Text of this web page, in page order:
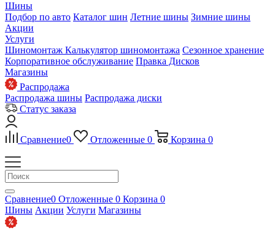
Шины
Подбор по авто Каталог шин Летние шины Зимние шины
Акции
Услуги
Шиномонтаж Калькулятор шиномонтажа Сезонное хранение
Корпоративное обслуживание Правка Дисков
Магазины
Распродажа
Распродажа шины Распродажа диски
Статус заказа
Сравнение0 Отложенные 0 Корзина 0
Сравнение0 Отложенные 0 Корзина 0
Шины Акции Услуги Магазины